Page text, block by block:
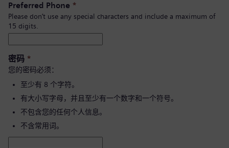
Preferred Phone *
Please don’t use any special characters and include a maximum of
15 digits.
密码 *
您的密码必须：
至少有 8 个字符。
有大小写字母，并且至少有一个数字和一个符号。
不包含您的任何个人信息。
不含常用词。